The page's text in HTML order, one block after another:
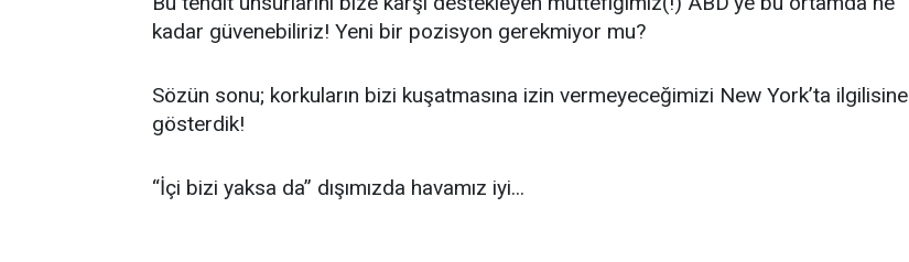
kadar güvenebiliriz! Yeni bir pozisyon gerekmiyor mu?
Sözün sonu; korkuların bizi kuşatmasına izin vermeyeceğimizi New York’ta ilgilisine
gösterdik!
“İçi bizi yaksa da” dışımızda havamız iyi...